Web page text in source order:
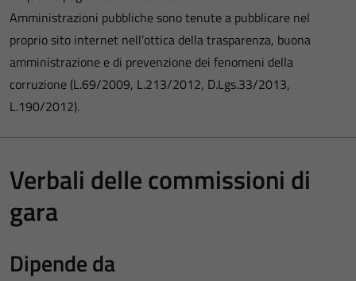
Amministrazioni pubbliche sono tenute a pubblicare nel
proprio sito internet nell’ottica della trasparenza, buona
amministrazione e di prevenzione dei fenomeni della
corruzione (L.69/2009, L.213/2012, D.Lgs.33/2013,
L.190/2012).
Verbali delle commissioni di
gara
Dipende da